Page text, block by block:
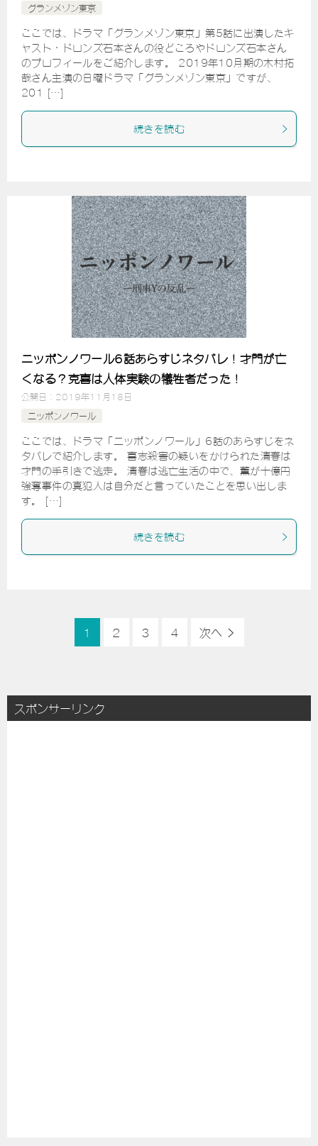
グランメゾン東京
ここでは、ドラマ「グランメゾン東京」第5話に出演したキ
ャスト・ドロンズ石本さんの役どころやドロンズ石本さん
のプロフィールをご紹介します。 2019年10月期の木村拓
哉さん主演の日曜ドラマ「グランメゾン東京」ですが、
201 […]
続きを読む
ニッポンノワール6話あらすじネタバレ！才門が亡
くなる？克喜は人体実験の犠牲者だった！
公開日： 2019年11月18日
ニッポンノワール
ここでは、ドラマ「ニッポンノワール」6話のあらすじをネ
タバレで紹介します。 喜志殺害の疑いをかけられた清春は
才門の手引きで逃走。 清春は逃亡生活の中で、薫が十億円
強奪事件の真犯人は自分だと言っていたことを思い出しま
す。 […]
続きを読む
1 2 3 4 次へ
スポンサーリンク